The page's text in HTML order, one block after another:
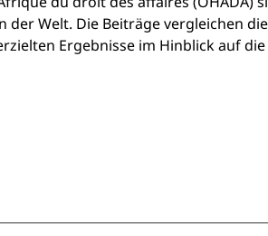
Welt. Die Beiträge vergleichen
Ergebnisse im Hinblick auf